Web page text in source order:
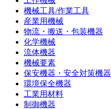
機械工具/作業工具
産業用機械
物流・搬送・包装機器
化学機械
流体機器
機械要素
保安機器・安全対策機器
環境保全機器
工業用材料
制御機器